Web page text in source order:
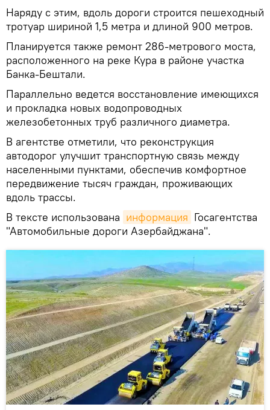
Наряду с этим, вдоль дороги строится пешеходный
тротуар шириной 1,5 метра и длиной 900 метров.
Планируется также ремонт 286-метрового моста,
расположенного на реке Кура в районе участка
Банка-Бештали.
Параллельно ведется восстановление имеющихся
и прокладка новых водопроводных
железобетонных труб различного диаметра.
В агентстве отметили, что реконструкция
автодорог улучшит транспортную связь между
населенными пунктами, обеспечив комфортное
передвижение тысяч граждан, проживающих
вдоль трассы.
В тексте использована информация Госагентства
"Автомобильные дороги Азербайджана".